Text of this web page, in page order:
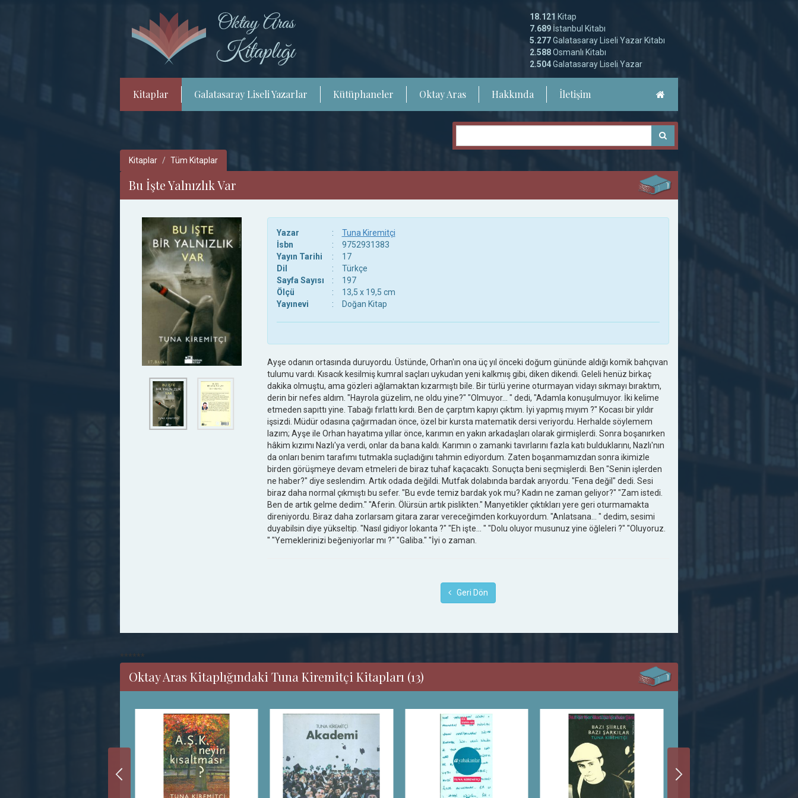
18.121 Kitap
7.689 İstanbul Kitabı
5.277Galatasaray Liseli Yazar Kitabı
2.588Osmanlı Kitabı
2.504Galatasaray Liseli Yazar
Kitaplar Galatasaray Liseli Yazarlar Kütüphaneler Oktay Aras Hakkında İletişim
Kitaplar Tüm Kitaplar
Bu İşte Yalnızlık Var
Yazar :
Tuna Kiremitçi
İsbn
:
9752931383
Yayın Tarihi
:
17
Dil
:
Türkçe
Sayfa Sayısı
:
197
Ölçü
:
13,5 x 19,5 cm
Yayınevi
: Doğan Kitap
Ayşe odanın ortasında duruyordu. Üstünde, Orhan'ın ona üç yıl önceki doğum gününde aldığı komik bahçıvan
tulumu vardı. Kısacık kesilmiş kumral saçları uykudan yeni kalkmış gibi, diken dikendi. Geleli henüz birkaç
dakika olmuştu, ama gözleri ağlamaktan kızarmıştı bile. Bir türlü yerine oturmayan vidayı sıkmayı bıraktım,
derin bir nefes aldım. "Hayrola güzelim, ne oldu yine?" "Olmuyor... " dedi, "Adamla konuşulmuyor. İki kelime
etmeden sapıttı yine. Tabağı fırlattı kırdı. Ben de çarptım kapıyı çıktım. İyi yapmış mıyım ?" Kocası bir yıldır
işsizdi. Müdür odasına çağırmadan önce, özel bir kursta matematik dersi veriyordu. Herhalde söylemem
lazım; Ayşe ile Orhan hayatıma yıllar önce, karımın en yakın arkadaşları olarak girmişlerdi. Sonra boşanırken
hâkim kızımı Nazlı'ya verdi, onlar da bana kaldı. Karımın o zamanki tavırlarını fazla katı bulduklarını, Nazlı'nın
da onları benim tarafımı tutmakla suçladığını tahmin ediyordum. Zaten boşanmamızdan sonra ikimizle
birden görüşmeye devam etmeleri de biraz tuhaf kaçacaktı. Sonuçta beni seçmişlerdi. Ben "Senin işlerden
ne haber?" diye seslendim. Artık odada değildi. Mutfak dolabında bardak arıyordu. "Fena değil" dedi. Sesi
biraz daha normal çıkmıştı bu sefer. "Bu evde temiz bardak yok mu? Kadın ne zaman geliyor?" "Zam istedi.
Ben de artık gelme dedim." "Aferin. Ölürsün artık pislikten." Manyetikler çıktıkları yere geri oturmamakta
direniyordu. Biraz daha zorlarsam gitara zarar vereceğimden korkuyordum. "Anlatsana... " dedim, sesimi
duyabilsin diye yükseltip. "Nasıl gidiyor lokanta ?" "Eh işte... " "Dolu oluyor musunuz yine öğleleri ?" "Oluyoruz.
" "Yemeklerinizi beğeniyorlar mı ?" "Galiba." "İyi o zaman.
Geri Dön
******
Oktay Aras Kitaplığındaki Tuna Kiremitçi Kitapları (13)